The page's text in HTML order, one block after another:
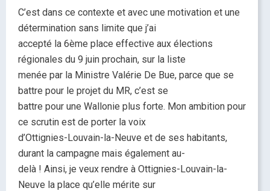
C’est dans ce contexte et avec une motivation et une
détermination sans limite que j’ai
accepté la 6ème place effective aux élections
régionales du 9 juin prochain, sur la liste
menée par la Ministre Valérie De Bue, parce que se
battre pour le projet du MR, c’est se
battre pour une Wallonie plus forte. Mon ambition pour
ce scrutin est de porter la voix
d’Ottignies-Louvain-la-Neuve et de ses habitants,
durant la campagne mais également au-
delà ! Ainsi, je veux rendre à Ottignies-Louvain-la-
Neuve la place qu’elle mérite sur